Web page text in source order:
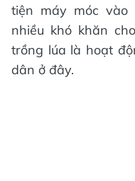
tiện máy móc
nhiều khó khăn
trồng lúa là hoạt
dân ở đây.